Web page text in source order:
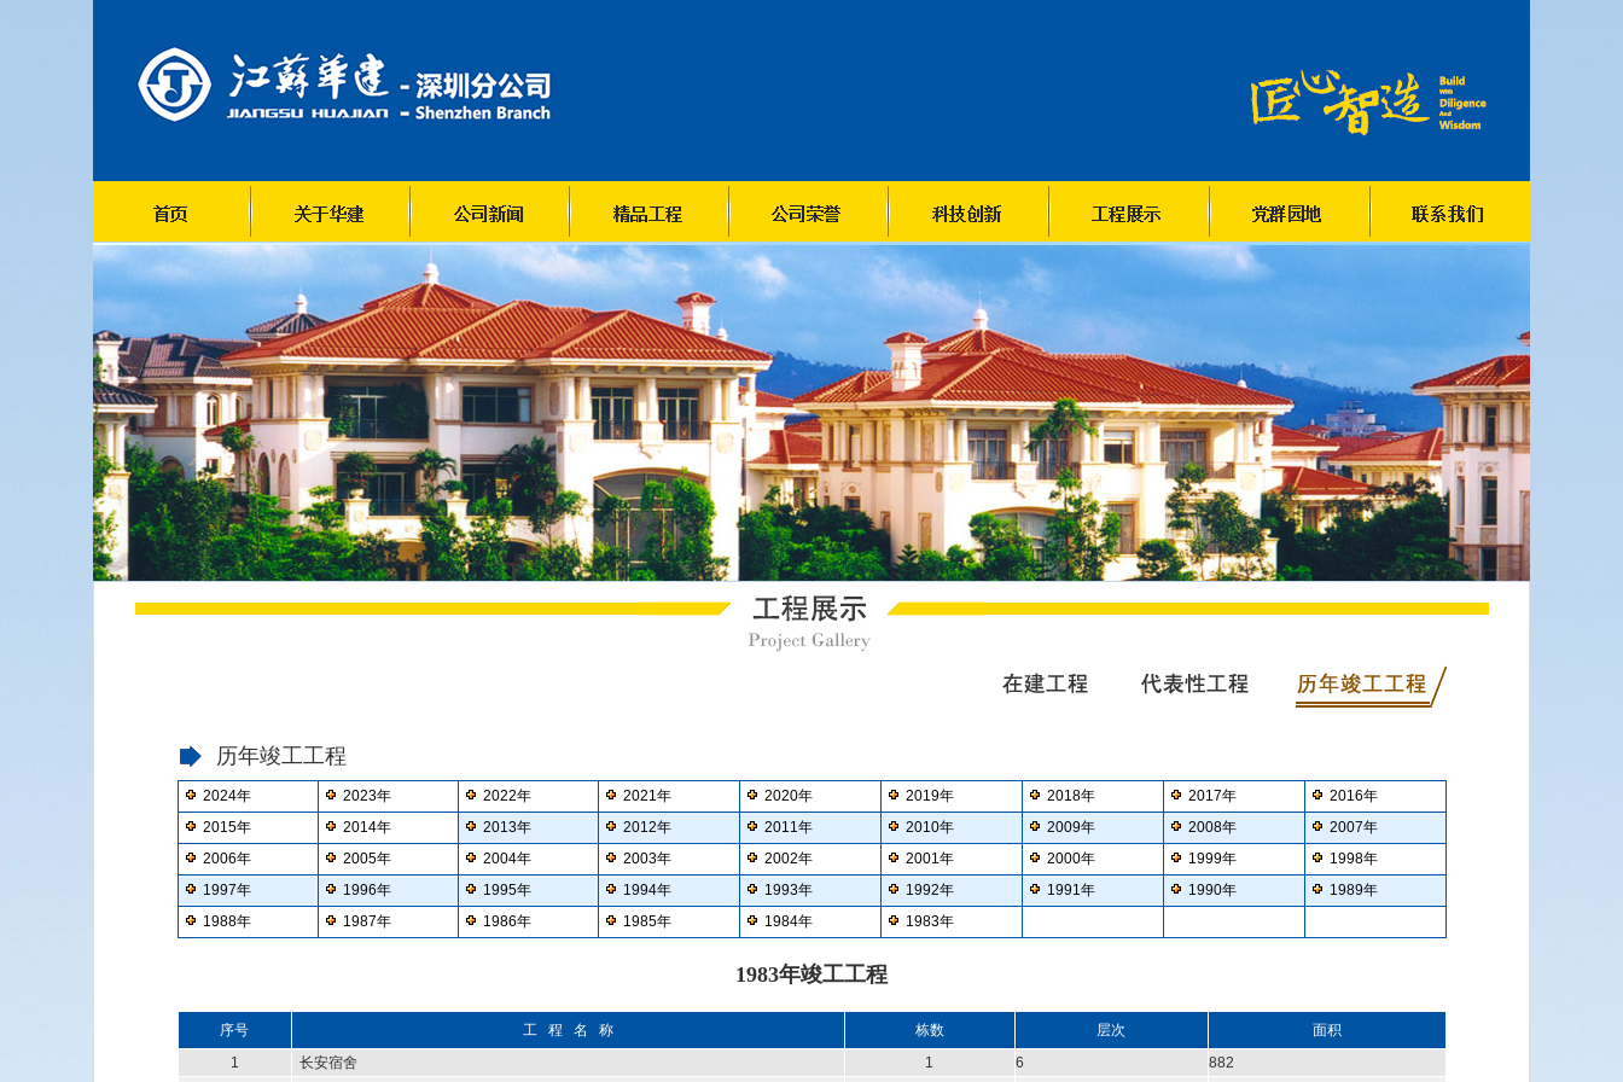
历年竣工工程
2024年 2023年 2022年 2021年 2020年 2019年 2018年 2017年
2016年
2015年
2014年 2013年 2012年 2011年 2010年 2009年 2008年
2007年
2006年
2005年 2004年 2003年 2002年 2001年 2000年 1999年
1998年
1997年
1996年 1995年 1994年 1993年 1992年 1991年 1990年
1989年
1988年
1987年 1986年 1985年 1984年 1983年
1983年竣工工程
序号 工 程 名 称 栋数 层次
面积
1
长安宿舍 1 6 882